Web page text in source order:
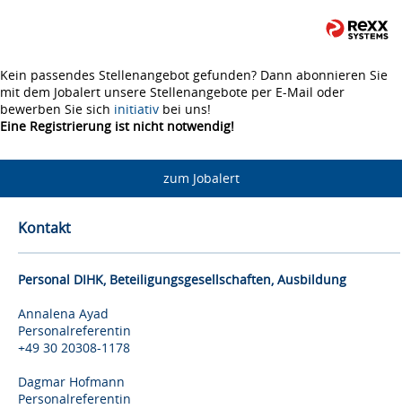
Kein passendes Stellenangebot gefunden? Dann abonnieren Sie
mit dem Jobalert unsere Stellenangebote per E-Mail oder
bewerben Sie sich initiativ bei uns!
Eine Registrierung ist nicht notwendig!
zum Jobalert
Kontakt
Personal DIHK, Beteiligungsgesellschaften, Ausbildung
Annalena Ayad
Personalreferentin
+49 30 20308-1178
Dagmar Hofmann
Personalreferentin